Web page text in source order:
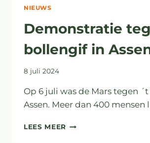
NIEUWS
Demonstratie
bollengif in
8 juli 2024
Op 6 juli was de Mars tegen
Assen. Meer dan 400 mensen
LEES MEER DEMONSTRATIE